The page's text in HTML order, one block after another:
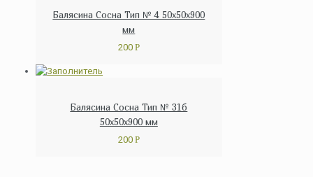
Балясина Сосна Тип № 4 50х50х900
мм
200 Р
Балясина Сосна Тип № 31б
50х50х900 мм
200 Р